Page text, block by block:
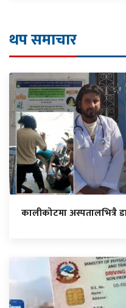
थप समाचार
कालीकोटमा अस्पतालभित्रै